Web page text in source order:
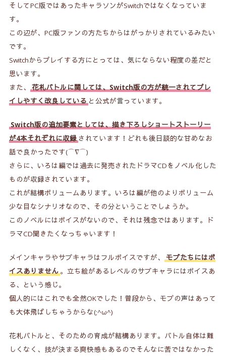
そしてPC版ではあったキャラソンがSwitchではなくなっていま
す。
この辺が、PC版ファンの方たちからはがっかりされているみたい
です。
Switchからプレイする方にとっては、気にならない程度の差だと
思います。
また、
花札バトルに関しては、Switch版の方が統一されてプレ
イしやすく改良していると公式が言っています。
Switch版の追加要素としては、描き下ろしショートストーリー
が4本それぞれに収録されています！どれも後日談的な甘めなお
話で良かったです(⌒∇⌒)
さらに、いろは編では過去に発売されたドラマCDをノベル化した
ものが収録されています。
これが結構ボリュームあります。いろは編が他のよりボリューム
少な目なシナリオなので、その分ということでしょうか。
このノベルにはボイスがないので、それは残念ではあります。ド
ラマCD聞きたくなっちゃいます！
メインキャラやサブキャラはフルボイスですが、
モブたちにはボ
イスありません。立ち絵があるレベルのサブキャラにはボイスあ
る、という感じ。
個人的にはこれでも全然OKでした！普段から、モブの声はあって
も大体飛ばしちゃうからな(;^ω^)
花札バトルと、そのための育成が結構あります。バトル自体は難
しくなく、技が決まる爽快感もあるのでそんなに苦ではなかった